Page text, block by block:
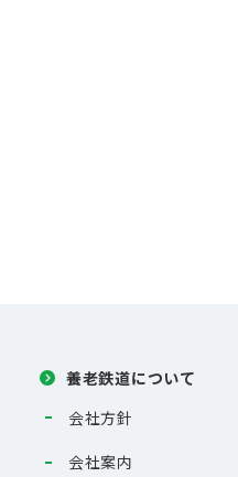
養老鉄道について
会社方針
会社案内